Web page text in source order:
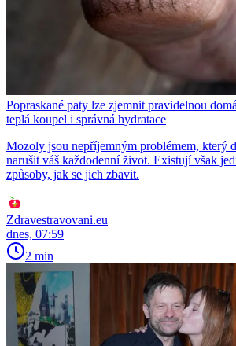
Popraskané paty lze zjemnit pravidelnou
teplá koupel i správná hydratace
Mozoly jsou nepříjemným problémem, který
narušit váš každodenní život. Existují však
způsoby, jak se jich zbavit.
Zdravestravovani.eu
dnes, 07:59
2 min